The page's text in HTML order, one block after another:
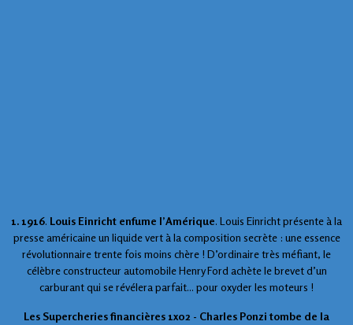
1. 1916. Louis Einricht enfume l’Amérique. Louis Einricht présente à la
presse américaine un liquide vert à la composition secrète : une essence
révolutionnaire trente fois moins chère ! D’ordinaire très méfiant, le
célèbre constructeur automobile Henry Ford achète le brevet d’un
carburant qui se révélera parfait... pour oxyder les moteurs !
Les Supercheries financières 1x02 - Charles Ponzi tombe de la